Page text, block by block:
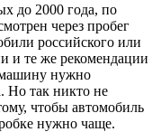
до 2000 года, по
через пробег
российского или
и те же рекомендации
машину нужно
Но так никто не
чтобы автомобиль
нужно чаще.